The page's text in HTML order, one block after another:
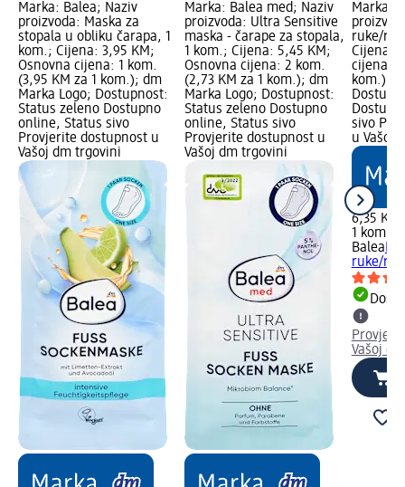
Marka: Balea; Naziv
proizvoda: Maska za
stopala u obliku čarapa, 1
kom.; Cijena: 3,95 KM;
Osnovna cijena: 1 kom.
(3,95 KM za 1 kom.); dm
Marka Logo; Dostupnost:
Status zeleno Dostupno
online, Status sivo
Provjerite dostupnost u
Vašoj dm trgovini
Marka: Balea med; Naziv
proizvoda: Ultra Sensitive
maska - čarape za stopala,
1 kom.; Cijena: 5,45 KM;
Osnovna cijena: 2 kom.
(2,73 KM za 1 kom.); dm
Marka Logo; Dostupnost:
Status zeleno Dostupno
online, Status sivo
Provjerite dostupnost u
Vašoj dm trgovini
Marka:
ruke/
Cijena:
cijena: 1
kom.);
sivo
u Vašoj
6,35 KM
1 kom.
Balea
ruke/
Vašoj